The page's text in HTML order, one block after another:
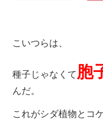
こいつらは、
種子じゃなくて胞
んだ。
これがシダ植物とコ